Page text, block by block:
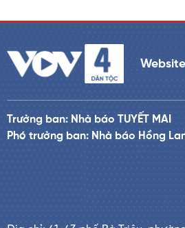
Trưởng ban: Nhà báo TUYẾT MAI
Phó trưởng ban: Nhà báo Hồng